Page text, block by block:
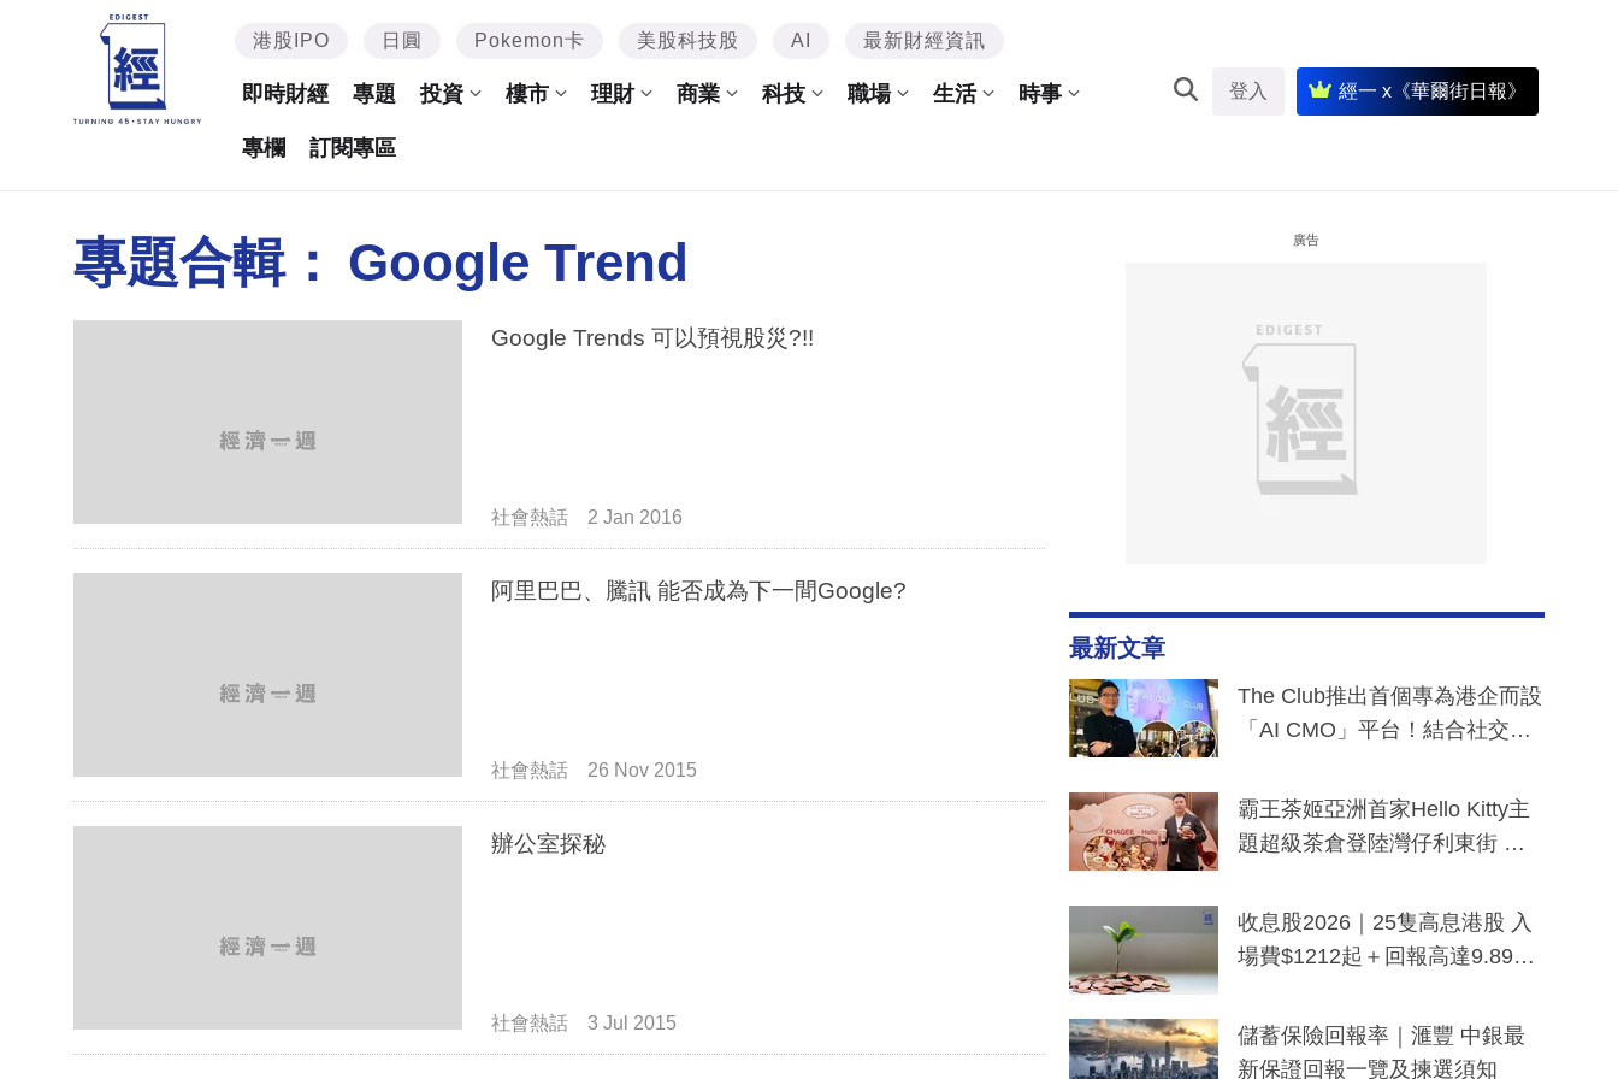
港股IPO 日圓 Pokemon卡 美股科技股 AI 最新財經資訊
即時財經 專題 投資 樓市 理財 商業 科技 職場 生活 時事
專欄 訂閱專區
登入 經一 x《華爾街日報》
專題合輯： Google Trend
Google Trends 可以預視股災?!!
社會熱話 2 Jan 2016
阿里巴巴、騰訊 能否成為下一間Google?
社會熱話 26 Nov 2015
辦公室探秘
社會熱話 3 Jul 2015
廣告
最新文章
The Club推出首個專為港企而設
「AI CMO」平台！結合社交聆
分鐘生成「貼地」宣傳短片
霸王茶姬亞洲首家Hello Kitty主
題超級茶倉登陸灣仔利東街 推
y及香港限定特調系列
收息股2026｜25隻高息港股 入
場費$1212起＋回報高達9.89
儲蓄保險回報率｜滙豐 中銀最
新保證回報一覽及揀選須知